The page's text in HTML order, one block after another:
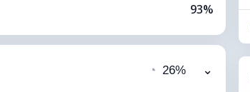
93%
80%
10 კმ
◔ 26% ⌄